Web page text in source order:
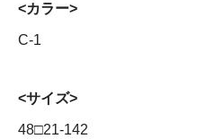
<カラー>
C-1
<サイズ>
48□21-142